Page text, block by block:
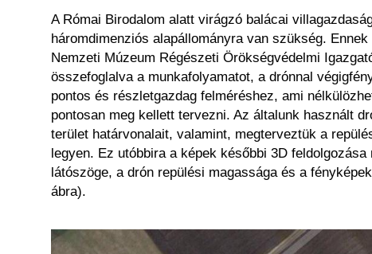
A Római Birodalom alatt virágzó balácai
háromdimenziós alapállományra van szükség.
Nemzeti Múzeum Régészeti Örökségvédelmi
összefoglalva a munkafolyamatot, a drónnal
pontos és részletgazdag felméréshez, ami
pontosan meg kellett tervezni. Az általunk használt
terület határvonalait, valamint, megterveztük a
legyen. Ez utóbbira a képek későbbi 3D
látószöge, a drón repülési magassága és a
ábra).
Kép